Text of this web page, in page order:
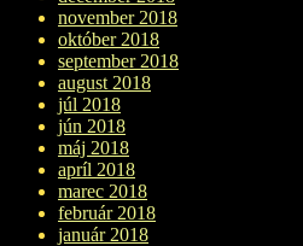
november 2018
október 2018
september 2018
august 2018
júl 2018
jún 2018
máj 2018
apríl 2018
marec 2018
február 2018
január 2018